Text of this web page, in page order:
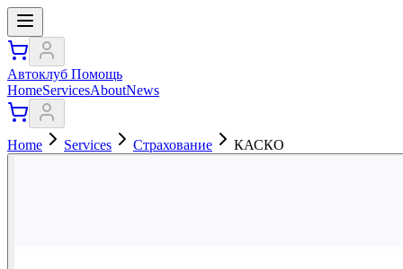
Автоклуб Помощь
HomeServicesAboutNews
Home Services Страхование КАСКО